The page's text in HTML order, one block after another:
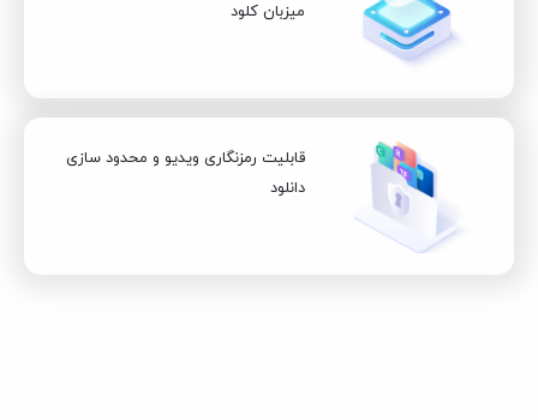
میزبان کلود
قابلیت رمزنگاری ویدیو و محدود سازی
دانلود